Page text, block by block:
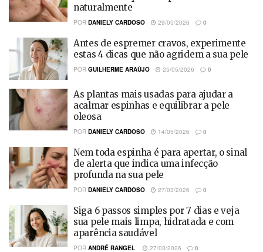
naturalmente
POR DANIELY CARDOSO 29/05/2026 0
Antes de espremer cravos, experimente
estas 4 dicas que não agridem a sua pele
POR GUILHERME ARAÚJO 25/05/2026 0
As plantas mais usadas para ajudar a
acalmar espinhas e equilibrar a pele
oleosa
POR DANIELY CARDOSO 14/05/2026 0
Nem toda espinha é para apertar, o sinal
de alerta que indica uma infecção
profunda na sua pele
POR DANIELY CARDOSO 27/03/2026 0
Siga 6 passos simples por 7 dias e veja
sua pele mais limpa, hidratada e com
aparência saudável
POR ANDRÉ RANGEL 27/03/2026 0